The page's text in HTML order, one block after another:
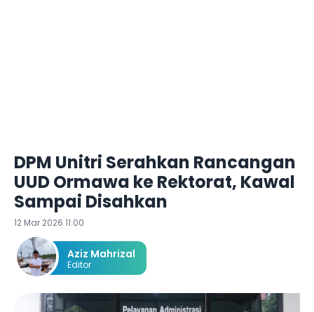
DPM Unitri Serahkan Rancangan
UUD Ormawa ke Rektorat, Kawal
Sampai Disahkan
12 Mar 2026 11:00
Aziz Mahrizal
Editor